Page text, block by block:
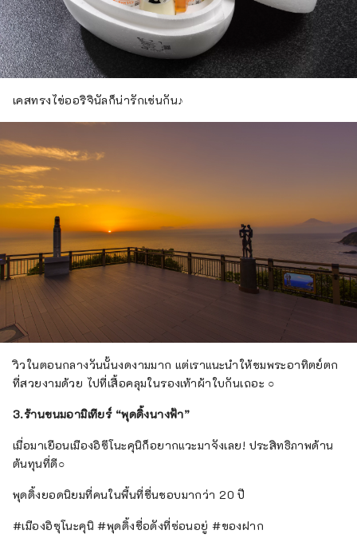
เคสทรงไข่ออริจินัลก็น่ารักเช่นกัน♪
วิวในตอนกลางวันนั้นงดงามมาก แต่เราแนะนำให้ชมพระอาทิตย์ตก
ที่สวยงามด้วย ไปที่เสื้อคลุมในรองเท้าผ้าใบกันเถอะ ○
3.ร้านขนมอามิเทียร์ “พุดดิ้งนางฟ้า”
เมื่อมาเยือนเมืองอิซึโนะคุนิก็อยากแวะมาจังเลย! ประสิทธิภาพด้าน
ต้นทุนที่ดี○
พุดดิ้งยอดนิยมที่คนในพื้นที่ชื่นชอบมากว่า 20 ปี
#เมืองอิซุโนะคุนิ #พุดดิ้งชื่อดังที่ซ่อนอยู่ #ของฝาก